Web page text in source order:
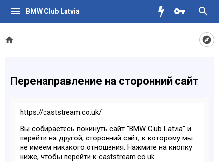
BMW Club Latvia
Перенаправление на сторонний сайт
https://caststream.co.uk/
Вы собираетесь покинуть сайт "BMW Club Latvia" и
перейти на другой, сторонний сайт, к которому мы
не имеем никакого отношения. Нажмите на кнопку
ниже, чтобы перейти к caststream.co.uk.